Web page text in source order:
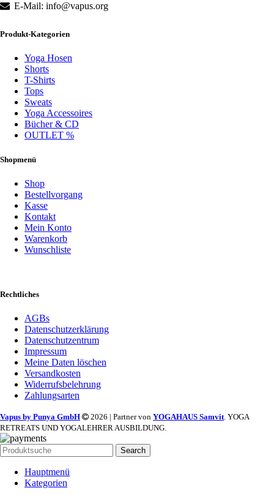
E-Mail: info@vapus.org
Produkt-Kategorien
Yoga Hosen
Shorts
T-Shirts
Tops
Sweats
Yoga Accessoires
Bücher & CD
OUTLET %
Shopmenü
Shop
Bestellvorgang
Kasse
Kontakt
Mein Konto
Warenkorb
Wunschliste
Rechtliches
AGBs
Datenschutzerklärung
Datenschutzentrum
Impressum
Meine Daten löschen
Versandkosten
Widerrufsbelehrung
Zahlungsarten
Vapus by Punya GmbH 2026 | Partner von YOGAHAUS Samvit. YOGA
RETREATS UND YOGALEHRER AUSBILDUNG.
Search
Hauptmenü
Kategorien